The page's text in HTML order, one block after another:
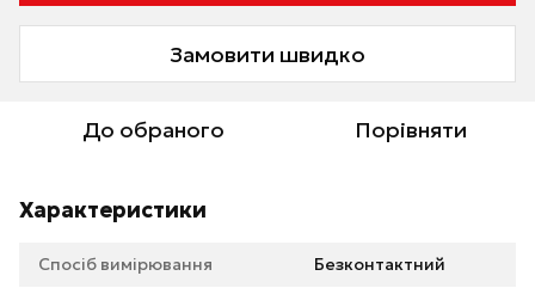
Замовити швидко
До обраного Порівняти
Характеристики
Спосіб вимірювання Безконтактний